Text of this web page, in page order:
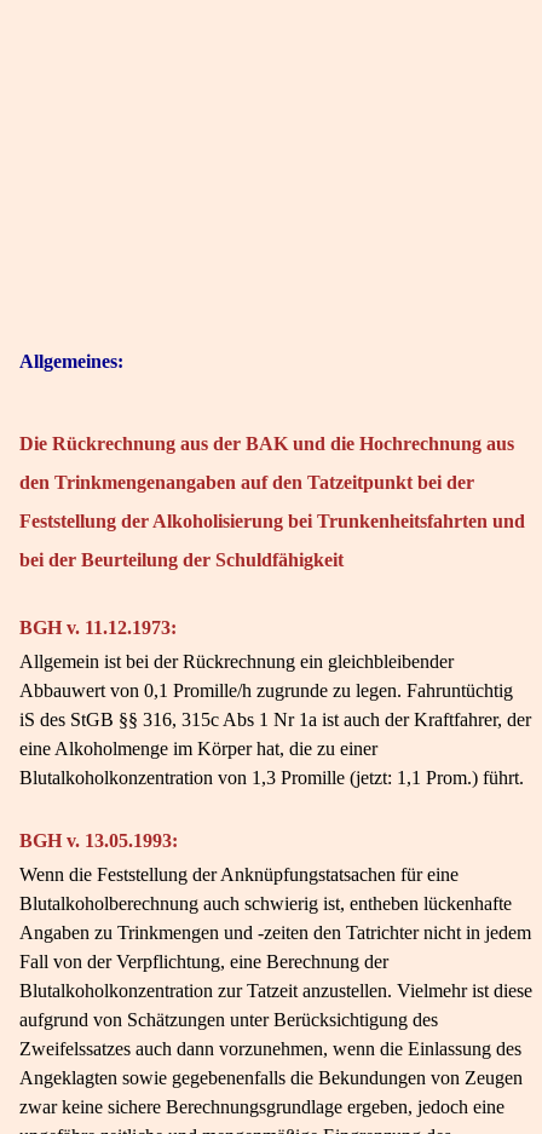
Allgemeines:
Die Rückrechnung aus der BAK und die Hochrechnung aus
den Trinkmengenangaben auf den Tatzeitpunkt bei der
Feststellung der Alkoholisierung bei Trunkenheitsfahrten und
bei der Beurteilung der Schuldfähigkeit
BGH v. 11.12.1973:
Allgemein ist bei der Rückrechnung ein gleichbleibender
Abbauwert von 0,1 Promille/h zugrunde zu legen. Fahruntüchtig
iS des StGB §§ 316, 315c Abs 1 Nr 1a ist auch der Kraftfahrer, der
eine Alkoholmenge im Körper hat, die zu einer
Blutalkoholkonzentration von 1,3 Promille (jetzt: 1,1 Prom.) führt.
BGH v. 13.05.1993:
Wenn die Feststellung der Anknüpfungstatsachen für eine
Blutalkoholberechnung auch schwierig ist, entheben lückenhafte
Angaben zu Trinkmengen und -zeiten den Tatrichter nicht in jedem
Fall von der Verpflichtung, eine Berechnung der
Blutalkoholkonzentration zur Tatzeit anzustellen. Vielmehr ist diese
aufgrund von Schätzungen unter Berücksichtigung des
Zweifelssatzes auch dann vorzunehmen, wenn die Einlassung des
Angeklagten sowie gegebenenfalls die Bekundungen von Zeugen
zwar keine sichere Berechnungsgrundlage ergeben, jedoch eine